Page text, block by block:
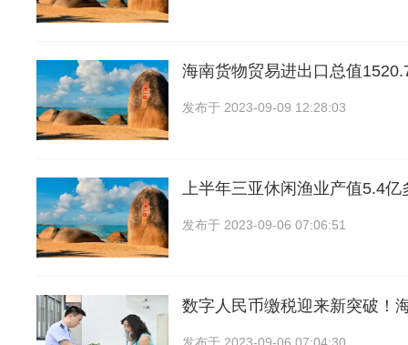
海南货物贸易进出口总值
发布于 2023-09-09 12:28:03
上半年三亚休闲渔业产值5.4亿
发布于 2023-09-06 07:06:51
数字人民币缴税迎来新突破！